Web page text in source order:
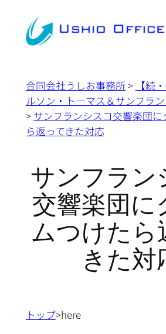
合同会社うしお事務所 >
【続
ルソン・トーマス＆サンフラ
> サンフランシスコ交響楽団
ら返ってきた対応
サンフラン
交響楽団に
ムつけたら
きた対
トップ>here